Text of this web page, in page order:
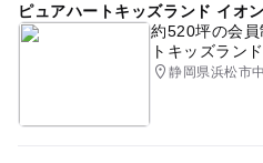
ピュアハートキッズランド イオ
約520坪の会
トキッズランド
静岡県浜松市